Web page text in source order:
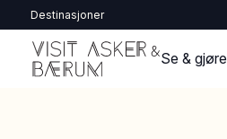
Destinasjoner
Se & gjøre